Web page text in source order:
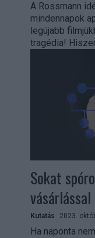
A Rossmann
mindennapok
legújabb
tragédia!
Sokat
vásárlással
Kutatás 2023.
Ha naponta